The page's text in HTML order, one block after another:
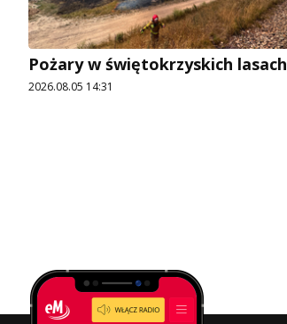
Pożary w świętokrzyskich lasach
2026.08.05 14:31